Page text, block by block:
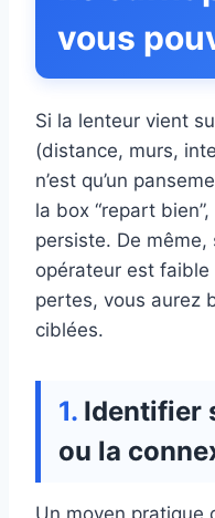
vous
Si la lenteur vient
(distance, murs,
n’est qu’un
la box “repart
persiste. De
opérateur est
pertes, vous aurez
ciblées.
Identifier
ou la